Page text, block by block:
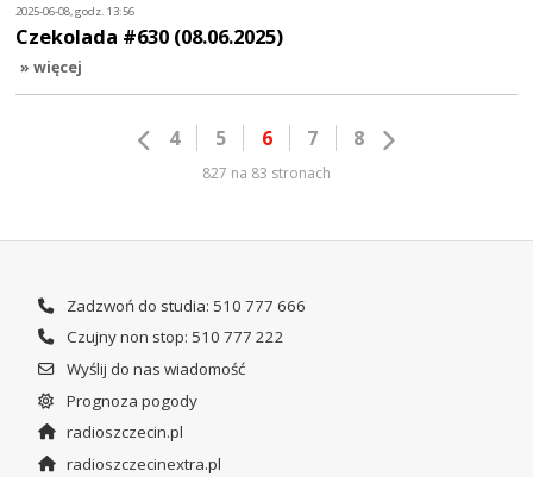
2025-06-08, godz. 13:56
Czekolada #630 (08.06.2025)
» więcej
4 5 6 7 8
827 na 83 stronach
Zadzwoń do studia: 510 777 666
Czujny non stop: 510 777 222
Wyślij do nas wiadomość
Prognoza pogody
radioszczecin.pl
radioszczecinextra.pl